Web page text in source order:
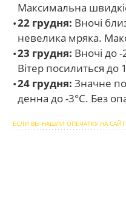
Максимальна
22 грудня: Вночі
невелика мряка.
23 грудня: Вночі до
Вітер посилиться до
24 грудня: Значне
денна до -3°С. Без
ЕСЛИ ВЫ НАШЛИ ОПЕЧАТКУ НА